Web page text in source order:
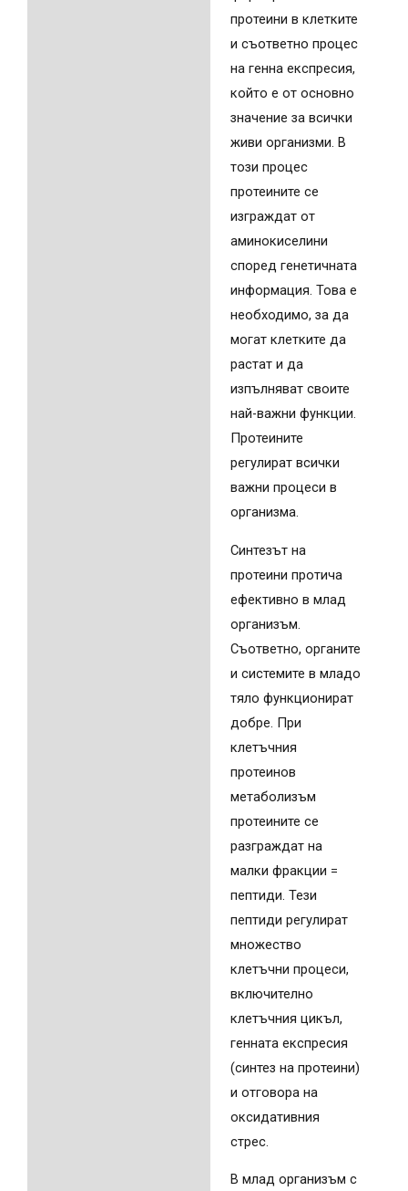
протеини в клетките
и съответно процес
на генна експресия,
който е от основно
значение за всички
живи организми. В
този процес
протеините се
изграждат от
аминокиселини
според генетичната
информация. Това е
необходимо, за да
могат клетките да
растат и да
изпълняват своите
най-важни функции.
Протеините
регулират всички
важни процеси в
организма.
Синтезът на
протеини протича
ефективно в млад
организъм.
Съответно, органите
и системите в младо
тяло функционират
добре. При
клетъчния
протеинов
метаболизъм
протеините се
разграждат на
малки фракции =
пептиди. Тези
пептиди регулират
множество
клетъчни процеси,
включително
клетъчния цикъл,
генната експресия
(синтез на протеини)
и отговора на
оксидативния
стрес.
В млад организъм с